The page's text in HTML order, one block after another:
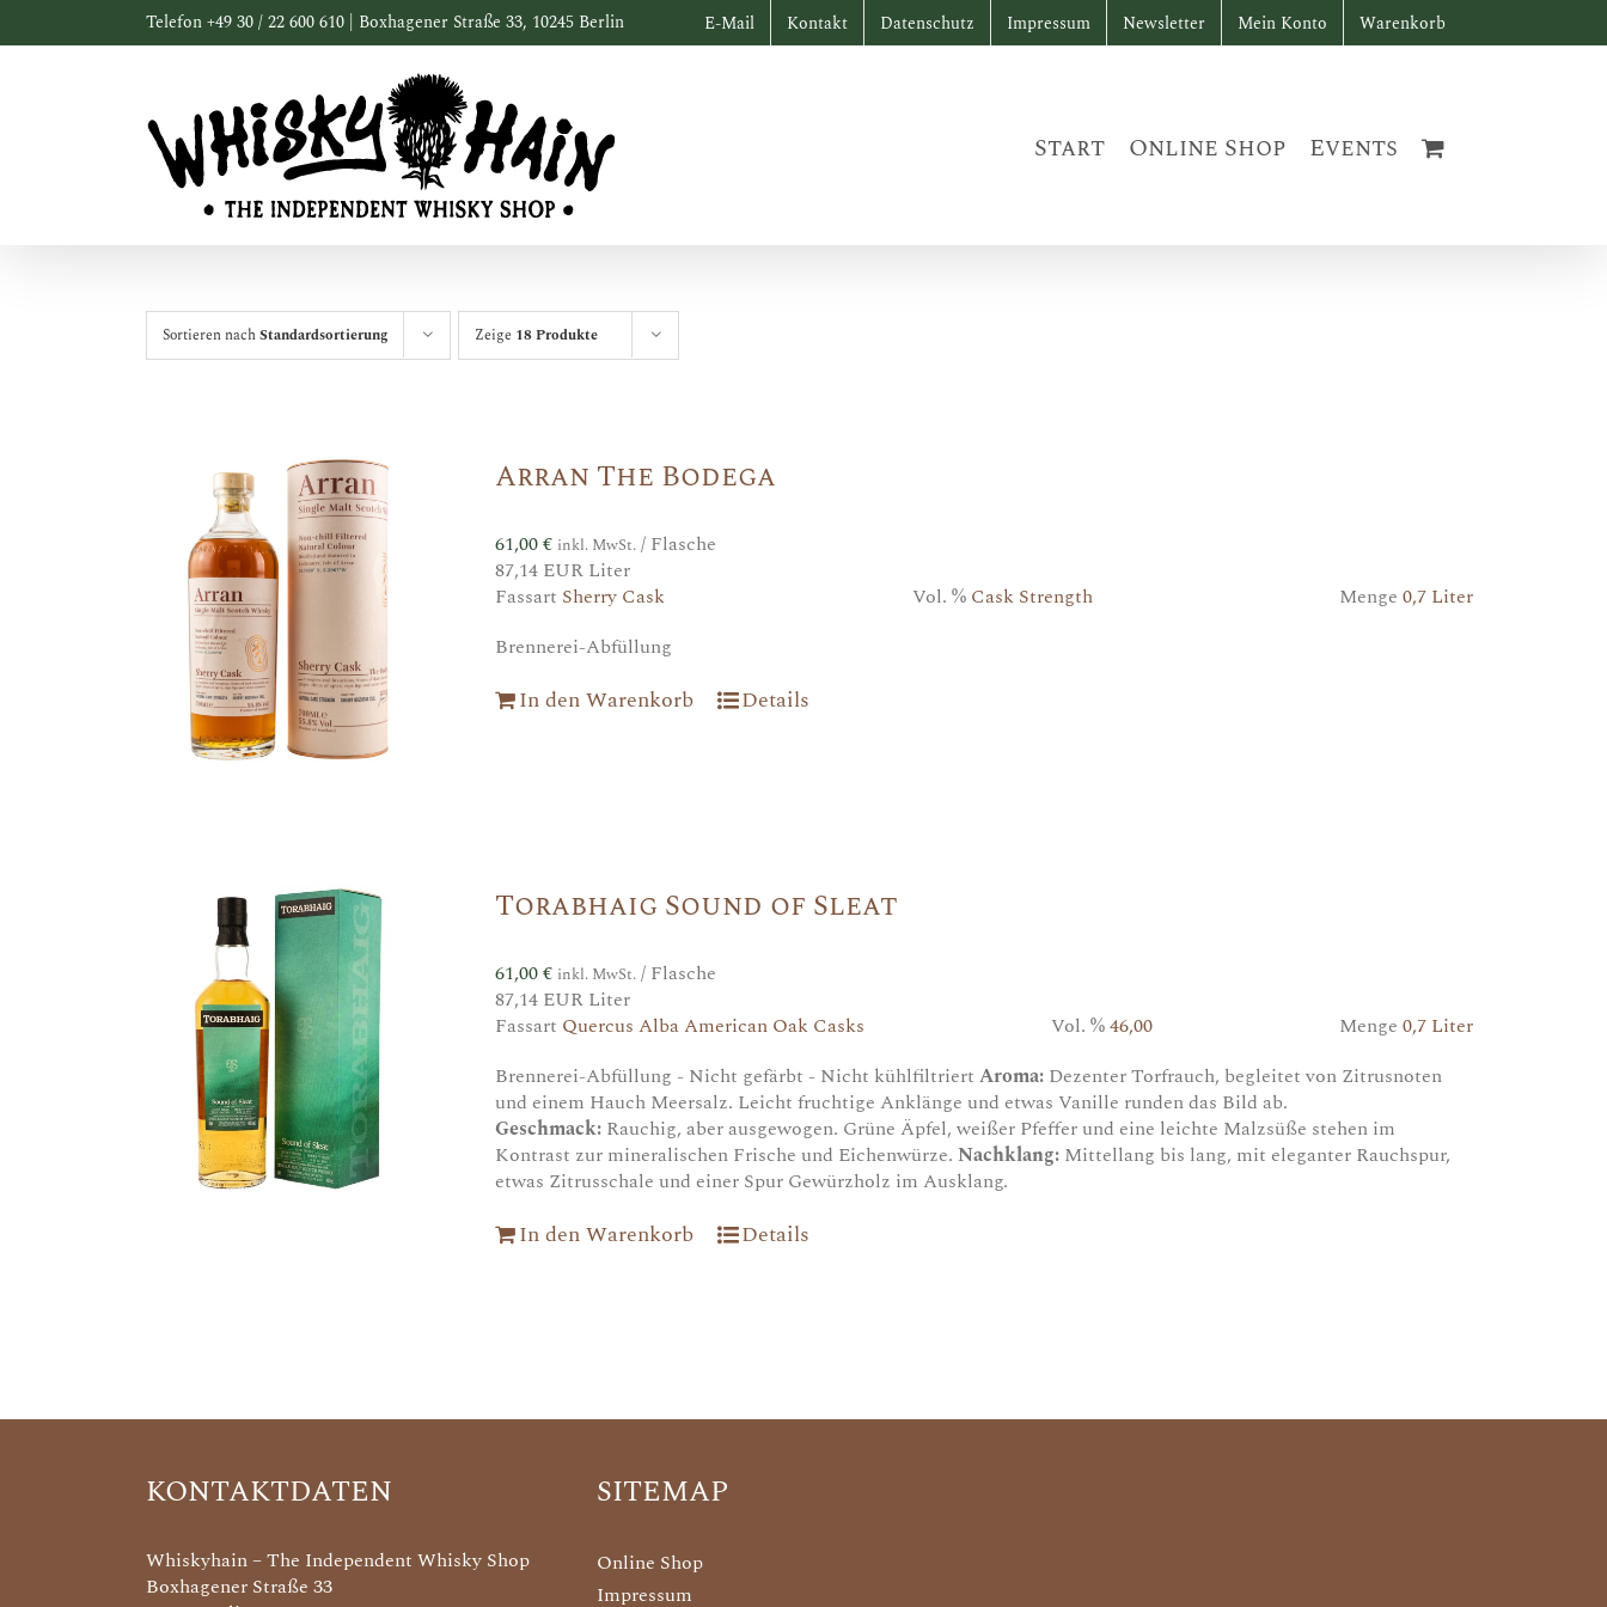
Inhalt
Telefon +49 30 / 22 600 610 | Boxhagener Straße 33, 10245 Berlin E-Mail Kontakt Datenschutz Impressum Newsletter Mein Konto Warenkorb
Start Online Shop Events
Sortieren nachStandardsortierung Zeige 18 Produkte
Arran The Bodega
61,00€ inkl. MwSt. / Flasche
87,14 EUR Liter
Fassart Sherry Cask Vol. % Cask Strength Menge 0,7 Liter
Brennerei-Abfüllung
In den Warenkorb Details
Torabhaig Sound of Sleat
61,00€ inkl. MwSt. / Flasche
87,14 EUR Liter
Fassart Quercus Alba American Oak Casks Vol. %46,00 Menge 0,7 Liter
Brennerei-Abfüllung - Nicht gefärbt - Nicht kühlfiltriertAroma: Dezenter Torfrauch, begleitet von Zitrusnoten
und einem Hauch Meersalz. Leicht fruchtige Anklänge und etwas Vanille runden das Bild ab.
Geschmack: Rauchig, aber ausgewogen. Grüne Äpfel, weißer Pfeffer und eine leichte Malzsüße stehen im
Kontrast zur mineralischen Frische und Eichenwürze. Nachklang: Mittellang bis lang, mit eleganter Rauchspur,
etwas Zitrusschale und einer Spur Gewürzholz im Ausklang.
In den Warenkorb Details
KONTAKTDATEN
Whiskyhain – The Independent Whisky Shop
Boxhagener Straße 33
SITEMAP
Online Shop
Impressum